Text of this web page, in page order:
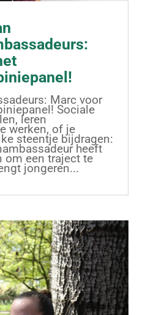
Marc voor
Sociale
leren
werken, of je
steentje bijdragen:
heeft
om een traject te
jongeren...